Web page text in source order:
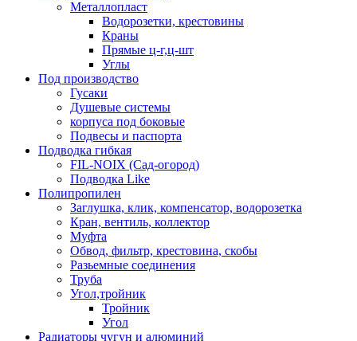
Металлопласт
Водорозетки, крестовины
Краны
Прямые ц-г,ц-шт
Углы
Под производство
Гусаки
Душевые системы
корпуса под боковые
Подвесы и паспорта
Подводка гибкая
FIL-NOIX (Сад-огород)
Подводка Like
Полипропилен
Заглушка, клик, компенсатор, водорозетка
Кран, вентиль, коллектор
Муфта
Обвод, фильтр, крестовина, скобы
Разьемные соединения
Труба
Угол,тройник
Тройник
Угол
Радиаторы чугун и алюминий